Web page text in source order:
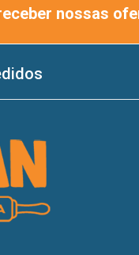
nossas